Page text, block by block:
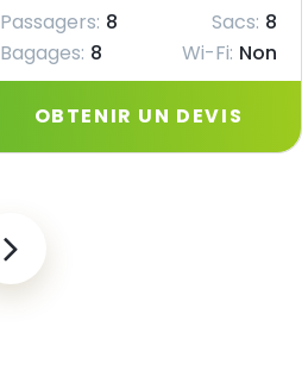
Passagers: 8 Sacs: 8
Bagages: 8 Wi-Fi: Non
OBTENIR UN DEVIS